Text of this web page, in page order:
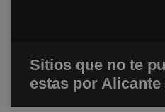
Sitios que no te
estas por